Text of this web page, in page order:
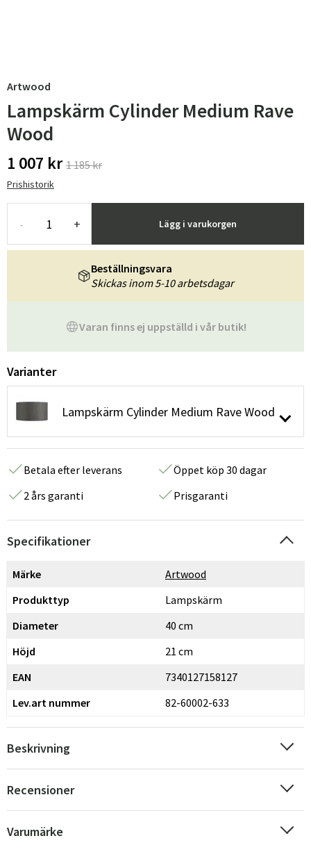
Artwood
Lampskärm Cylinder Medium Rave
Wood
1 007 kr 1 185 kr
Prishistorik
- + Lägg i varukorgen
Varan finns ej uppställd i vår butik!
Beställningsvara
Skickas inom 5-10 arbetsdagar
Varianter
Lampskärm Cylinder Medium Rave Wood
Betala efter leverans
Öppet köp 30 dagar
2 års garanti
Prisgaranti
Specifikationer
Märke
Artwood
Produkttyp
Lampskärm
Diameter
40 cm
Höjd
21 cm
EAN
7340127158127
Lev.art nummer
82-60002-633
Beskrivning
Recensioner
Varumärke